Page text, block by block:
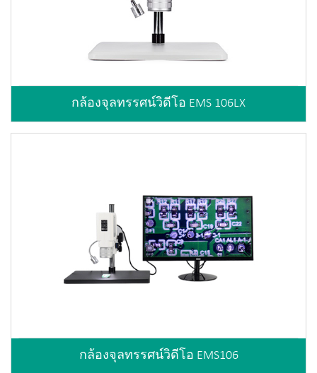
กล้องจุลทรรศน์วิดีโอ EMS 106LX
กล้องจุลทรรศน์วิดีโอ EMS106